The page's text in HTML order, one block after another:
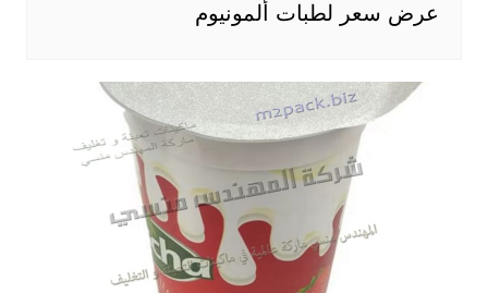
عرض سعر لطبات ألمونيوم